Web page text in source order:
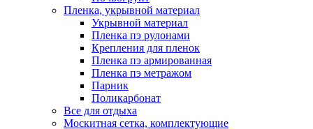
Пленка, укрывной материал
Укрывной материал
Пленка пэ рулонами
Крепления для пленок
Пленка пэ армированная
Пленка пэ метражом
Парник
Поликарбонат
Все для отдыха
Москитная сетка, комплектующие